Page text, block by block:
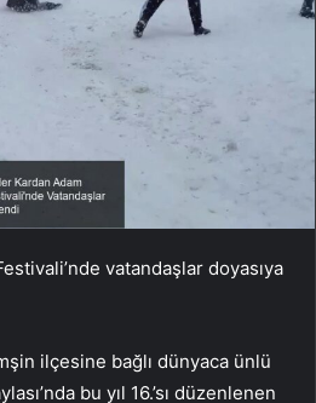
vatandaşlar doyasıya
ilçesine bağlı dünyaca ünlü
bu yıl 16.’sı düzenlenen